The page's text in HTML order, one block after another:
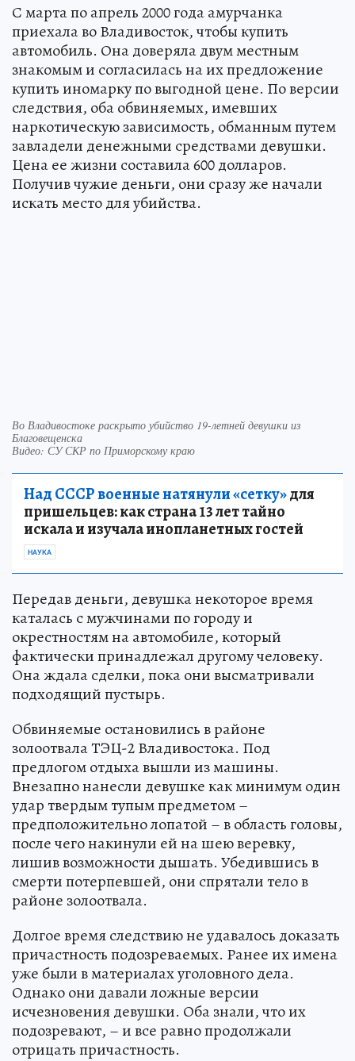
С марта по апрель 2000 года амурчанка
приехала во Владивосток, чтобы купить
автомобиль. Она доверяла двум местным
знакомым и согласилась на их предложение
купить иномарку по выгодной цене. По версии
следствия, оба обвиняемых, имевших
наркотическую зависимость, обманным путем
завладели денежными средствами девушки.
Цена ее жизни составила 600 долларов.
Получив чужие деньги, они сразу же начали
искать место для убийства.
Во Владивостоке раскрыто убийство 19-летней девушки из
Благовещенска
Видео: СУ СКР по Приморскому краю
Над СССР военные натянули «сетку»для
пришельцев: как страна 13 лет тайно
искала и изучала инопланетных гостей
НАУКА
Передав деньги, девушка некоторое время
каталась с мужчинами по городу и
окрестностям на автомобиле, который
фактически принадлежал другому человеку.
Она ждала сделки, пока они высматривали
подходящий пустырь.
Обвиняемые остановились в районе
золоотвала ТЭЦ-2 Владивостока. Под
предлогом отдыха вышли из машины.
Внезапно нанесли девушке как минимум один
удар твердым тупым предметом –
предположительно лопатой – в область головы,
после чего накинули ей на шею веревку,
лишив возможности дышать. Убедившись в
смерти потерпевшей, они спрятали тело в
районе золоотвала.
Долгое время следствию не удавалось доказать
причастность подозреваемых. Ранее их имена
уже были в материалах уголовного дела.
Однако они давали ложные версии
исчезновения девушки. Оба знали, что их
подозревают, – и все равно продолжали
отрицать причастность.